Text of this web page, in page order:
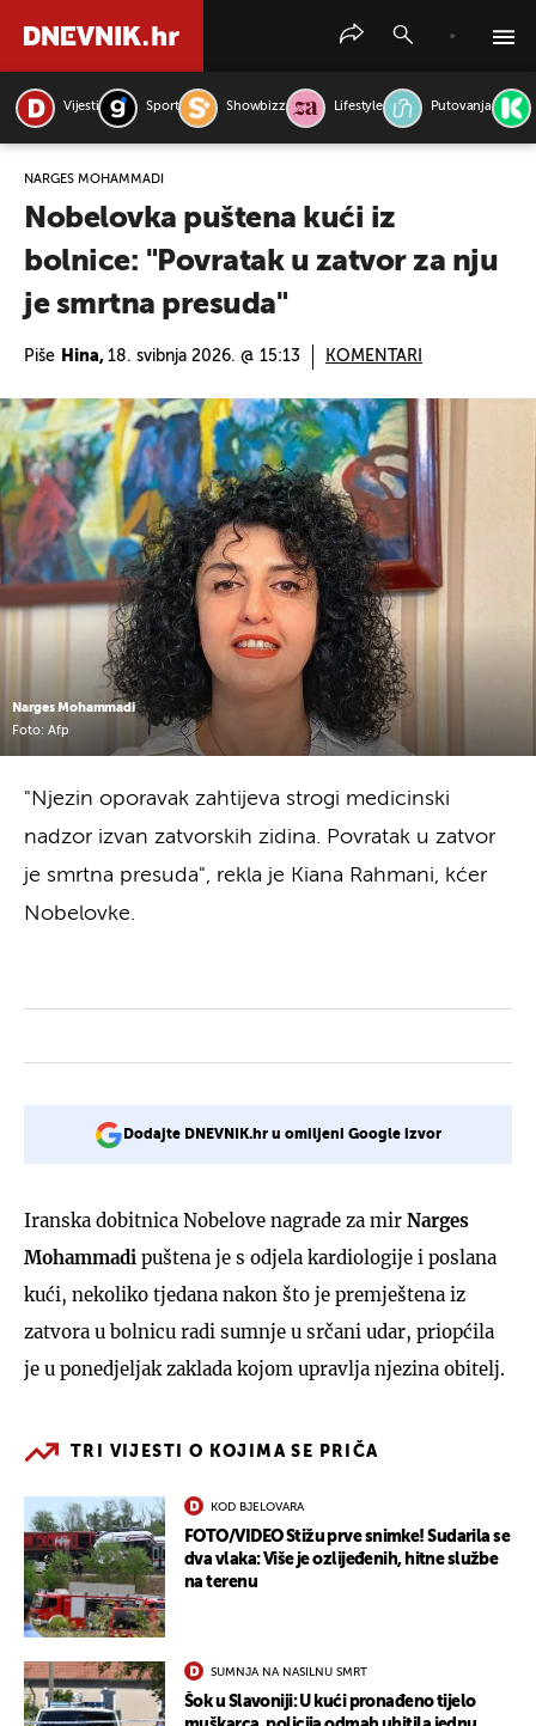
Vijesti Sport Showbizz Lifestyle Putovanja
NARGES MOHAMMADI
Nobelovka puštena kući iz
bolnice: "Povratak u zatvor za nju
je smrtna presuda"
Piše Hina, 18. svibnja 2026. @ 15:13 KOMENTARI
Narges Mohammadi
Foto: Afp
"Njezin oporavak zahtijeva strogi medicinski
nadzor izvan zatvorskih zidina. Povratak u zatvor
je smrtna presuda", rekla je Kiana Rahmani, kćer
Nobelovke.
Dodajte DNEVNIK.hr u omiljeni Google izvor
⁠Iranska dobitnica Nobelove nagrade za mir Narges
Mohammadi puštena je s odjela kardiologije i poslana
kući, nekoliko tjedana nakon što je premještena iz
zatvora u bolnicu radi sumnje u srčani udar, priopćila
je u ponedjeljak zaklada kojom upravlja njezina obitelj.
TRI VIJESTI O KOJIMA SE PRIČA
KOD BJELOVARA
FOTO/VIDEO Stižu prve snimke! Sudarila se
dva vlaka: Više je ozlijeđenih, hitne službe
na terenu
SUMNJA NA NASILNU SMRT
Šok u Slavoniji: U kući pronađeno tijelo
PRETRAŽITE VIJESTI